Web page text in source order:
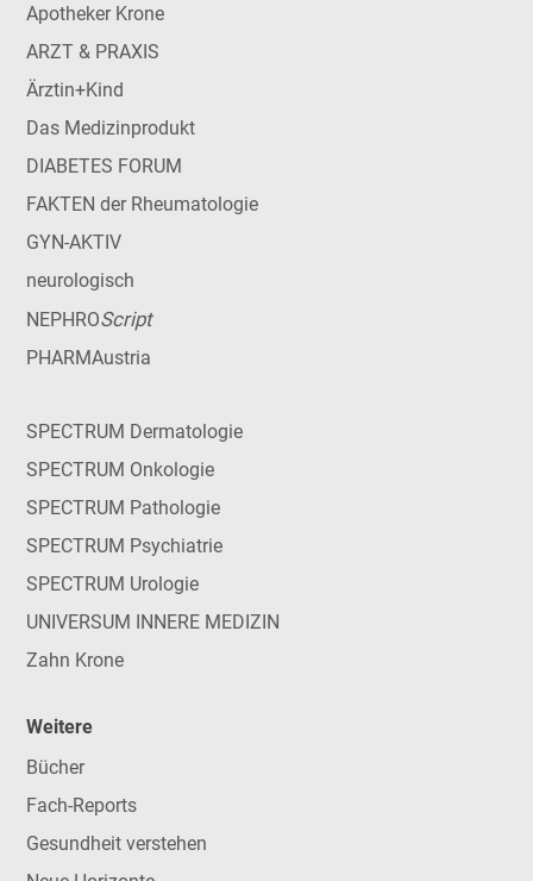
Apotheker Krone
ARZT & PRAXIS
Ärztin+Kind
Das Medizinprodukt
DIABETES FORUM
FAKTEN der Rheumatologie
GYN-AKTIV
neurologisch
NEPHROScript
PHARMAustria
SPECTRUM Dermatologie
SPECTRUM Onkologie
SPECTRUM Pathologie
SPECTRUM Psychiatrie
SPECTRUM Urologie
UNIVERSUM INNERE MEDIZIN
Zahn Krone
Weitere
Bücher
Fach-Reports
Gesundheit verstehen